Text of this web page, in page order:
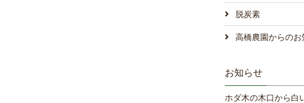
脱炭素
高橋農園からのお
お知らせ
ホダ木の木口から白